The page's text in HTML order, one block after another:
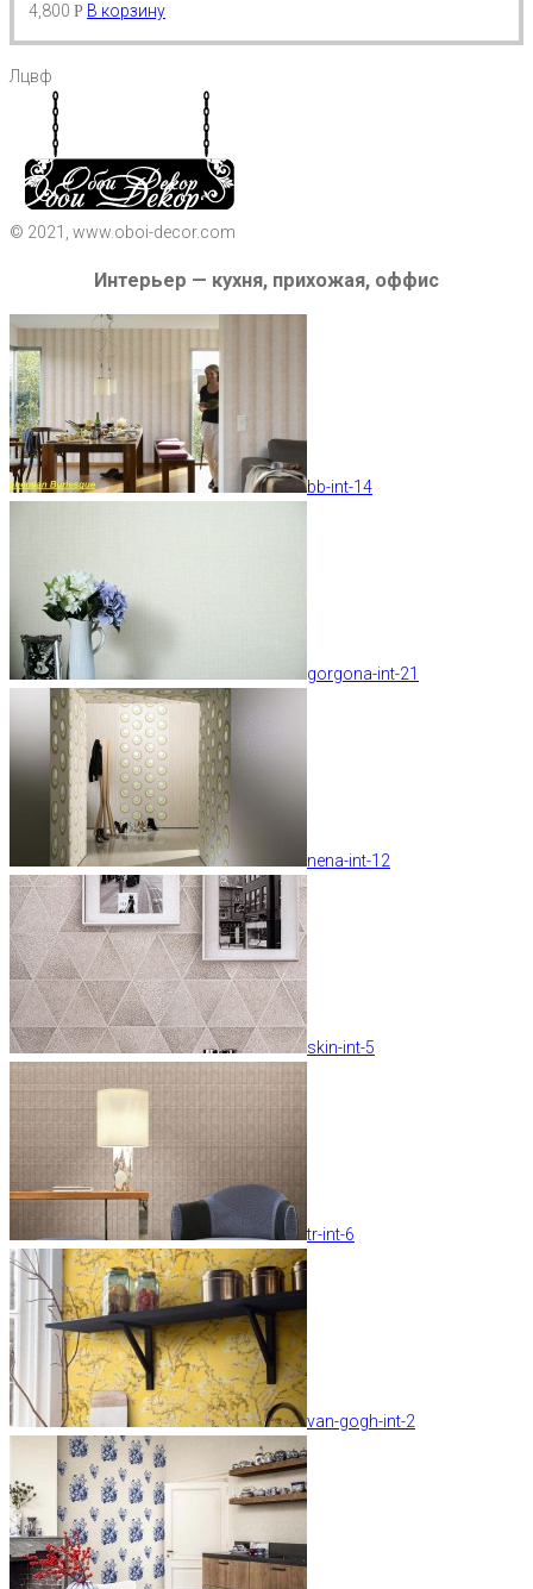
4,800 Р В корзину
Лцвф
© 2021, www.oboi-decor.com
Интерьер — кухня, прихожая, оффис
bb-int-14
gorgona-int-21
nena-int-12
skin-int-5
tr-int-6
van-gogh-int-2